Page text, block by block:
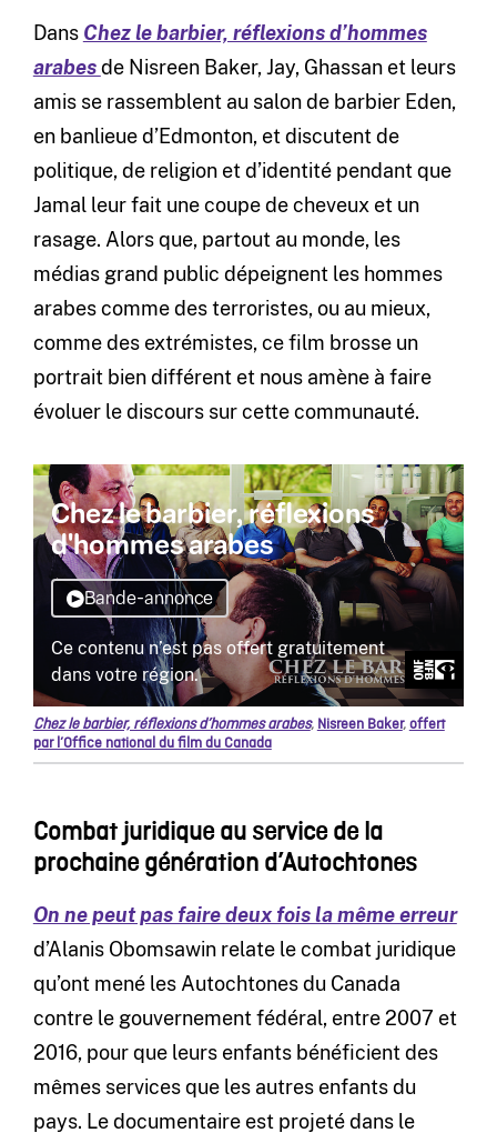
Dans Chez le barbier, réflexions d’hommes
arabesde Nisreen Baker, Jay, Ghassan et leurs
amis se rassemblent au salon de barbier Eden,
en banlieue d’Edmonton, et discutent de
politique, de religion et d’identité pendant que
Jamal leur fait une coupe de cheveux et un
rasage. Alors que, partout au monde, les
médias grand public dépeignent les hommes
arabes comme des terroristes, ou au mieux,
comme des extrémistes, ce film brosse un
portrait bien différent et nous amène à faire
évoluer le discours sur cette communauté.
Chez le barbier, réflexions d’hommes arabes, Nisreen Baker,offert
par l’Office national du film du Canada
Combat juridique au service de la
prochaine génération d’Autochtones
On ne peut pas faire deux fois la même erreur
d’Alanis Obomsawin relate le combat juridique
qu’ont mené les Autochtones du Canada
contre le gouvernement fédéral, entre 2007 et
2016, pour que leurs enfants bénéficient des
mêmes services que les autres enfants du
pays. Le documentaire est projeté dans le